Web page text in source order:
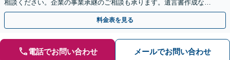
相談ください。企業の事業承継のご相談も承ります。遺言書作成など
生前対策もサポート【烏丸駅3分】【Web面談可】
料金表を見る
電話でお問い合わせ メールでお問い合わせ